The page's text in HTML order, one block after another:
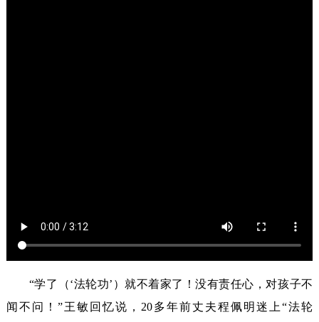
“学了（‘法轮功’）就不着家了！没有责任心，对孩子不
闻不问！”王敏回忆说，20多年前丈夫程佩明迷上“法轮